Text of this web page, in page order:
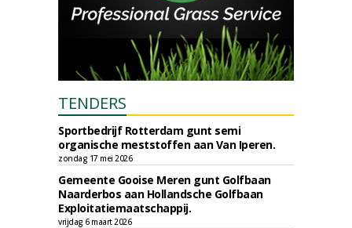
TENDERS
Sportbedrijf Rotterdam gunt semi
organische meststoffen aan Van Iperen.
zondag 17 mei 2026
Gemeente Gooise Meren gunt Golfbaan
Naarderbos aan Hollandsche Golfbaan
Exploitatiemaatschappij.
vrijdag 6 maart 2026